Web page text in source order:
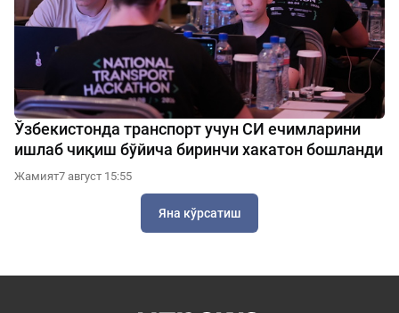
Ўзбекистонда транспорт учун СИ ечимларини
ишлаб чиқиш бўйича биринчи хакатон бошланди
Жамият7 август 15:55
Яна кўрсатиш